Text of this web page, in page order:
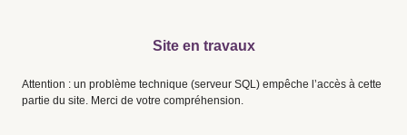
Site en travaux
Attention : un problème technique (serveur SQL) empêche l’accès à cette
partie du site. Merci de votre compréhension.